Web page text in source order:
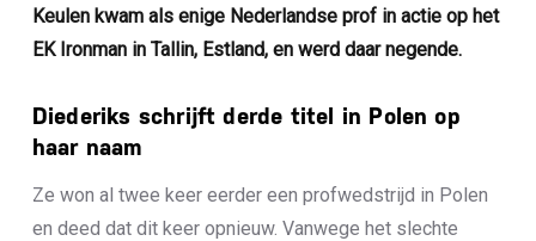
Keulen kwam als enige Nederlandse prof in actie op het
EK Ironman in Tallin, Estland, en werd daar negende.
Diederiks schrijft derde titel in Polen op
haar naam
Ze won al twee keer eerder een profwedstrijd in Polen
en deed dat dit keer opnieuw. Vanwege het slechte